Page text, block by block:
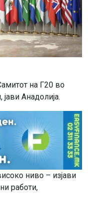
на Г20 во
Анадолија.
ниво – изјави
работи,